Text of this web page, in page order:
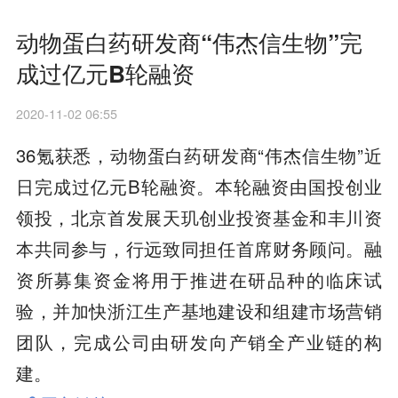
动物蛋白药研发商“伟杰信生物”完
成过亿元B轮融资
2020-11-02 06:55
36氪获悉，动物蛋白药研发商“伟杰信生物”近
日完成过亿元B轮融资。本轮融资由国投创业
领投，北京首发展天玑创业投资基金和丰川资
本共同参与，行远致同担任首席财务顾问。融
资所募集资金将用于推进在研品种的临床试
验，并加快浙江生产基地建设和组建市场营销
团队，完成公司由研发向产销全产业链的构
建。